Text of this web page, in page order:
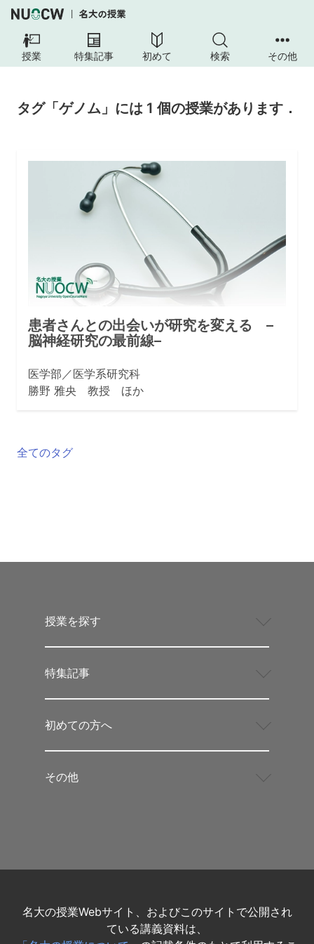
授業 特集記事 初めて 検索 その他
タグ「ゲノム」には 1 個の授業があります．
患者さんとの出会いが研究を変える –
脳神経研究の最前線–
医学部／医学系研究科
勝野 雅央 教授 ほか
全てのタグ
授業を探す
特集記事
初めての方へ
その他
名大の授業Webサイト、およびこのサイトで公開され
ている講義資料は、